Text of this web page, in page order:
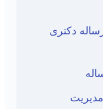
دکتری